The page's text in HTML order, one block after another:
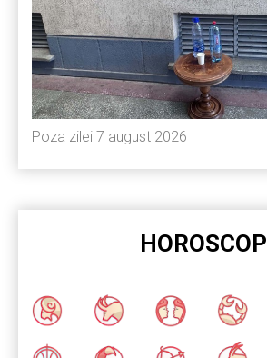
Poza zilei 7 august 2026
HOROSCOP